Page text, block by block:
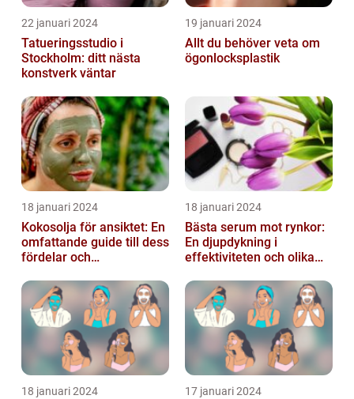
22 januari 2024
Tatueringsstudio i
Stockholm: ditt nästa
konstverk väntar
19 januari 2024
Allt du behöver veta om
ögonlocksplastik
18 januari 2024
Kokosolja för ansiktet: En
omfattande guide till dess
fördelar och
18 januari 2024
Bästa serum mot rynkor:
En djupdykning i
effektiviteten och olika
18 januari 2024 17 januari 2024